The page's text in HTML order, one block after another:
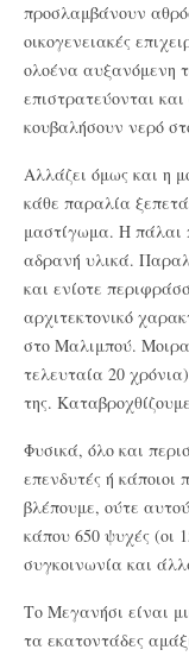
προσλαμβάνουν
οικογενειακές
ολοένα αυξανόμενη
επιστρατεύονται
κουβαλήσουν νερό
Αλλάζει όμως και η
κάθε παραλία
μαστίγωμα. Η πάλαι
αδρανή υλικά.
και ενίοτε
αρχιτεκτονικό
στο Μαλιμπού.
τελευταία 20
της.
Φυσικά, όλο και
επενδυτές ή
βλέπουμε, ούτε
κάπου 650 ψυχές (οι
συγκοινωνία και
Το Μεγανήσι είναι
τα εκατοντάδες